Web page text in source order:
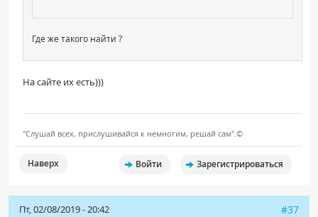
Где же такого найти ?
На сайте их есть)))
"Слушай всех, прислушивайся к немногим, решай сам".©
Наверх Войти Зарегистрироваться
Пт, 02/08/2019 - 20:42 #37